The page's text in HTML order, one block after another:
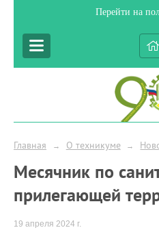
Перейти на
Главная → О техникуме →
Месячник по
прилегающей
19 апреля 2024 г.